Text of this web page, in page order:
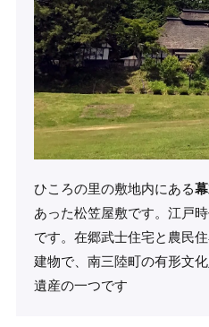
ひころの里の敷地内にある
あった松笠屋敷です。江戸
です。在郷武士住宅と農民
建物で、南三陸町の有形文
遺産の一つです